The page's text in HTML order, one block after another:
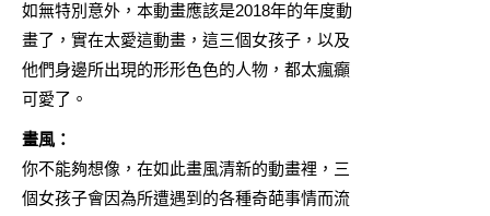
如無特別意外，本動畫應該是2018年的年度動
畫了，實在太愛這動畫，這三個女孩子，以及
他們身邊所出現的形形色色的人物，都太瘋癲
可愛了。
畫風：
你不能夠想像，在如此畫風清新的動畫裡，三
個女孩子會因為所遭遇到的各種奇葩事情而流